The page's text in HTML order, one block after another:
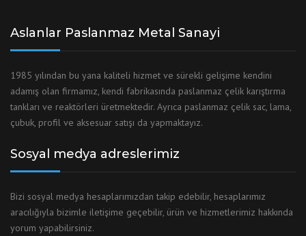
Aslanlar Paslanmaz Metal Sanayi
1985 yılından bu yana kaliteli hizmet ve sürekli gelişime kendini
adamış olan firmamız, kendi fabrikasında paslanmaz çelik karıştırma
tankları ve reaktörleri üretmektedir. Ayrıca paslanmaz çelik sac, lama,
çubuk, profil ve aksesuar satışı da yapmaktayız.
Sosyal medya adreslerimiz
Bizi sosyal medya hesaplarımızdan takip edebilir, hesaplarımız
aracılığıyla bizimle iletişime geçebilir, ürün ve hizmetlerimiz hakkında
yorum yapabilirsiniz.